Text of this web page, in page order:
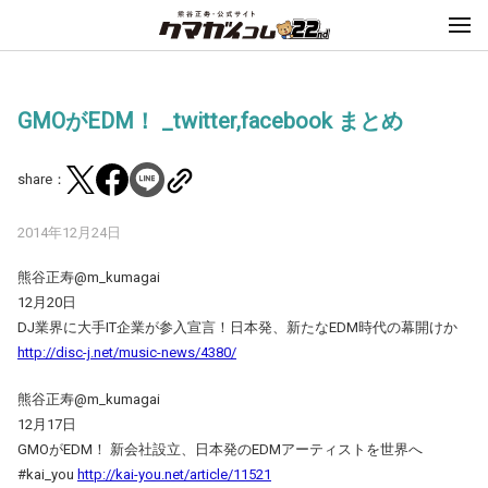
GMOがEDM！ _twitter,facebook まとめ
share：
2014年12月24日
熊谷正寿@m_kumagai
12月20日
DJ業界に大手IT企業が参入宣言！日本発、新たなEDM時代の幕開けか
http://disc-j.net/music-news/4380/
熊谷正寿@m_kumagai
12月17日
GMOがEDM！ 新会社設立、日本発のEDMアーティストを世界へ
#kai_you http://kai-you.net/article/11521